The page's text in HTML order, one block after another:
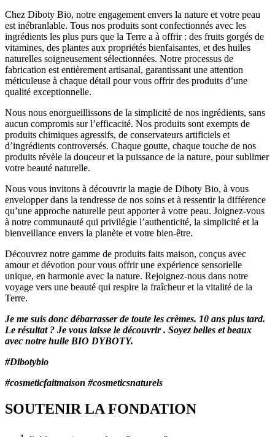
Chez Diboty Bio, notre engagement envers la nature et votre peau
est inébranlable. Tous nos produits sont confectionnés avec les
ingrédients les plus purs que la Terre a à offrir : des fruits gorgés de
vitamines, des plantes aux propriétés bienfaisantes, et des huiles
naturelles soigneusement sélectionnées. Notre processus de
fabrication est entièrement artisanal, garantissant une attention
méticuleuse à chaque détail pour vous offrir des produits d’une
qualité exceptionnelle.
Nous nous enorgueillissons de la simplicité de nos ingrédients, sans
aucun compromis sur l’efficacité. Nos produits sont exempts de
produits chimiques agressifs, de conservateurs artificiels et
d’ingrédients controversés. Chaque goutte, chaque touche de nos
produits révèle la douceur et la puissance de la nature, pour sublimer
votre beauté naturelle.
Nous vous invitons à découvrir la magie de Diboty Bio, à vous
envelopper dans la tendresse de nos soins et à ressentir la différence
qu’une approche naturelle peut apporter à votre peau. Joignez-vous
à notre communauté qui privilégie l’authenticité, la simplicité et la
bienveillance envers la planète et votre bien-être.
Découvrez notre gamme de produits faits maison, conçus avec
amour et dévotion pour vous offrir une expérience sensorielle
unique, en harmonie avec la nature. Rejoignez-nous dans notre
voyage vers une beauté qui respire la fraîcheur et la vitalité de la
Terre.
Je me suis donc débarrasser de toute les crèmes. 10 ans plus tard.
Le résultat ? Je vous laisse le découvrir . Soyez belles et beaux
avec notre huile BIO DYBOTY.
#Dibotybio
#cosmeticfaitmaison #cosmeticsnaturels
SOUTENIR LA FONDATION